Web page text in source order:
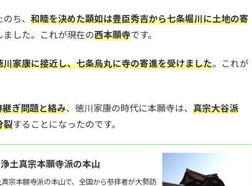
ち、 和睦を決めた顕如は豊臣秀吉から七条堀川に土地の寄
した。これが現在の西本願寺です。
家康に接近し、七条烏丸に寺の寄進を受けました。これが
ぎ問題と絡み、徳川家康の時代に本願寺は、 真宗大谷派
裂することになったのです。
土真宗本願寺派の本山
宗本願寺派の本山で、全国から参拝者が大勢訪